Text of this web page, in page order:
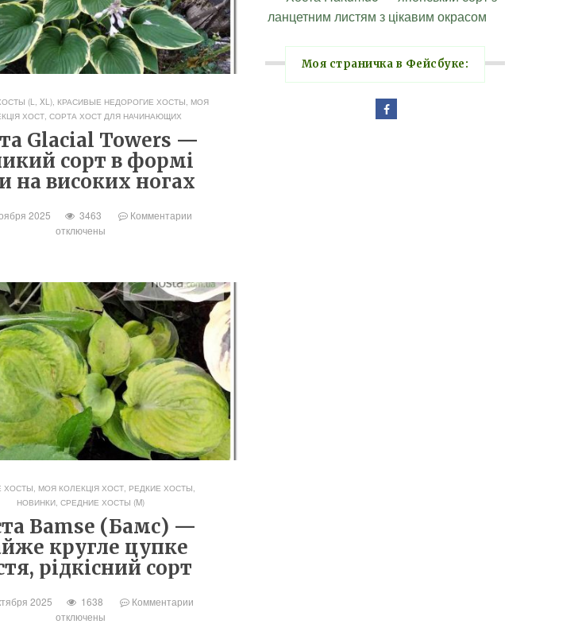
(L, XL), КРАСИВЫЕ НЕДОРОГИЕ ХОСТЫ, МОЯ
ХОСТ,СОРТА ХОСТ ДЛЯ НАЧИНАЮЩИХ
Glacial Towers —
сорт в формі
на високих ногах
2025 3463
Комментарии
отключены
ХОСТЫ МОЯ КОЛЕКЦІЯ ХОСТ РЕДКИЕ ХОСТЫ,
НОВИНКИ ,СРЕДНИЕ ХОСТЫ (M)
Bamse (Бамс) —
кругле цупке
рідкісний сорт
2025 1638
Комментарии
отключены
ланцетним листям з цікавим окрасом
Моя страничка в Фейсбуке: